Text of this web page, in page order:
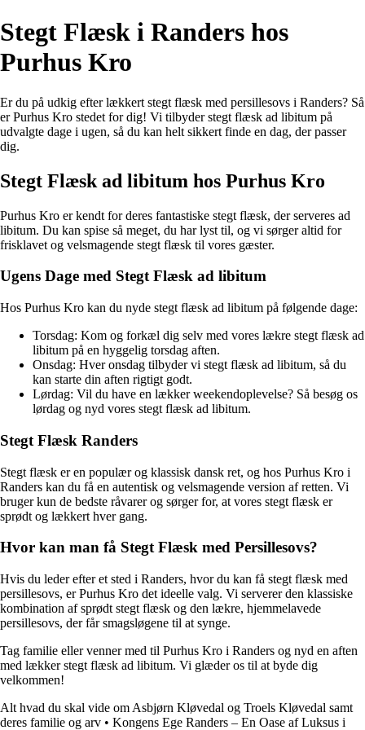
Stegt Flæsk i Randers hos
Purhus Kro
Er du på udkig efter lækkert stegt flæsk med persillesovs i Randers? Så
er Purhus Kro stedet for dig! Vi tilbyder stegt flæsk ad libitum på
udvalgte dage i ugen, så du kan helt sikkert finde en dag, der passer
dig.
Stegt Flæsk ad libitum hos Purhus Kro
Purhus Kro er kendt for deres fantastiske stegt flæsk, der serveres ad
libitum. Du kan spise så meget, du har lyst til, og vi sørger altid for
frisklavet og velsmagende stegt flæsk til vores gæster.
Ugens Dage med Stegt Flæsk ad libitum
Hos Purhus Kro kan du nyde stegt flæsk ad libitum på følgende dage:
Torsdag: Kom og forkæl dig selv med vores lækre stegt flæsk ad
libitum på en hyggelig torsdag aften.
Onsdag: Hver onsdag tilbyder vi stegt flæsk ad libitum, så du
kan starte din aften rigtigt godt.
Lørdag: Vil du have en lækker weekendoplevelse? Så besøg os
lørdag og nyd vores stegt flæsk ad libitum.
Stegt Flæsk Randers
Stegt flæsk er en populær og klassisk dansk ret, og hos Purhus Kro i
Randers kan du få en autentisk og velsmagende version af retten. Vi
bruger kun de bedste råvarer og sørger for, at vores stegt flæsk er
sprødt og lækkert hver gang.
Hvor kan man få Stegt Flæsk med Persillesovs?
Hvis du leder efter et sted i Randers, hvor du kan få stegt flæsk med
persillesovs, er Purhus Kro det ideelle valg. Vi serverer den klassiske
kombination af sprødt stegt flæsk og den lækre, hjemmelavede
persillesovs, der får smagsløgene til at synge.
Tag familie eller venner med til Purhus Kro i Randers og nyd en aften
med lækker stegt flæsk ad libitum. Vi glæder os til at byde dig
velkommen!
Alt hvad du skal vide om Asbjørn Kløvedal og Troels Kløvedal samt
deres familie og arv • Kongens Ege Randers – En Oase af Luksus i